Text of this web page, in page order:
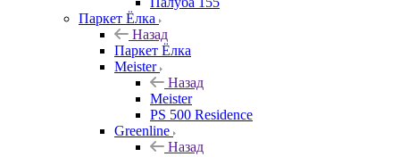
Паркет Ёлка
Назад
Паркет Ёлка
Meister
Назад
Meister
PS 500 Residence
Greenline
Назад